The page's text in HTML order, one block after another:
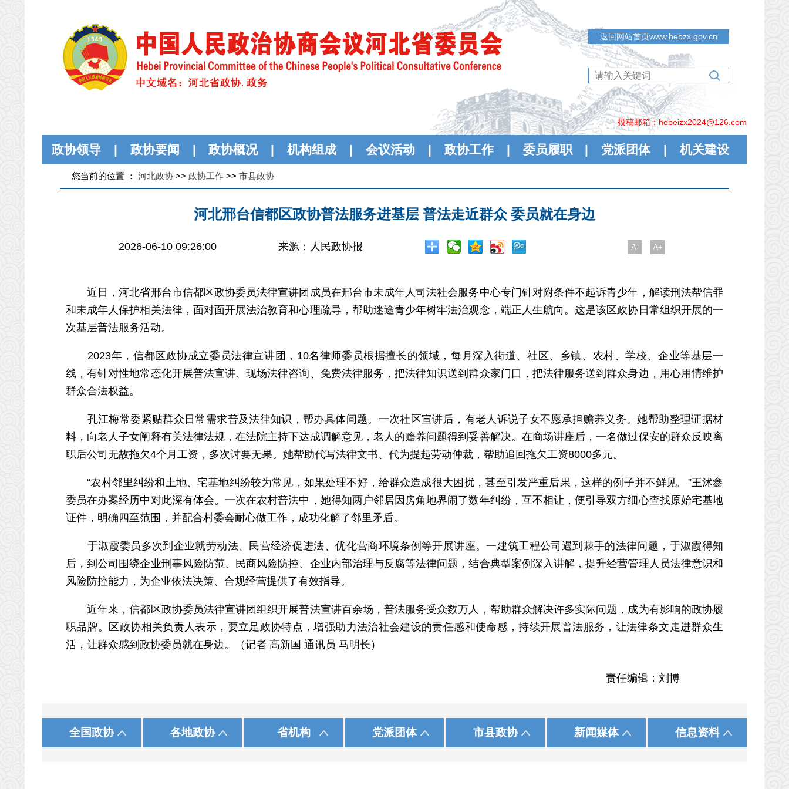
返回网站首页www.hebzx.gov.cn
投稿邮箱：hebeizx2024@126.com
政协领导 | 政协要闻 | 政协概况 | 机构组成 | 会议活动 | 政协工作 | 委员履职 | 党派团体 | 机关建设
您当前的位置 ： 河北政协 >> 政协工作 >> 市县政协
河北邢台信都区政协普法服务进基层 普法走近群众 委员就在身边
2026-06-10 09:26:00 来源：人民政协报 A- A+
近日，河北省邢台市信都区政协委员法律宣讲团成员在邢台市未成年人司法社会服务中心专门针对附条件不起诉青少年，解读刑法帮信罪
和未成年人保护相关法律，面对面开展法治教育和心理疏导，帮助迷途青少年树牢法治观念，端正人生航向。这是该区政协日常组织开展的一
次基层普法服务活动。
2023年，信都区政协成立委员法律宣讲团，10名律师委员根据擅长的领域，每月深入街道、社区、乡镇、农村、学校、企业等基层一
线，有针对性地常态化开展普法宣讲、现场法律咨询、免费法律服务，把法律知识送到群众家门口，把法律服务送到群众身边，用心用情维护
群众合法权益。
孔江梅常委紧贴群众日常需求普及法律知识，帮办具体问题。一次社区宣讲后，有老人诉说子女不愿承担赡养义务。她帮助整理证据材
料，向老人子女阐释有关法律法规，在法院主持下达成调解意见，老人的赡养问题得到妥善解决。在商场讲座后，一名做过保安的群众反映离
职后公司无故拖欠4个月工资，多次讨要无果。她帮助代写法律文书、代为提起劳动仲裁，帮助追回拖欠工资8000多元。
“农村邻里纠纷和土地、宅基地纠纷较为常见，如果处理不好，给群众造成很大困扰，甚至引发严重后果，这样的例子并不鲜见。”王沭鑫
委员在办案经历中对此深有体会。一次在农村普法中，她得知两户邻居因房角地界闹了数年纠纷，互不相让，便引导双方细心查找原始宅基地
证件，明确四至范围，并配合村委会耐心做工作，成功化解了邻里矛盾。
于淑霞委员多次到企业就劳动法、民营经济促进法、优化营商环境条例等开展讲座。一建筑工程公司遇到棘手的法律问题，于淑霞得知
后，到公司围绕企业刑事风险防范、民商风险防控、企业内部治理与反腐等法律问题，结合典型案例深入讲解，提升经营管理人员法律意识和
风险防控能力，为企业依法决策、合规经营提供了有效指导。
近年来，信都区政协委员法律宣讲团组织开展普法宣讲百余场，普法服务受众数万人，帮助群众解决许多实际问题，成为有影响的政协履
职品牌。区政协相关负责人表示，要立足政协特点，增强助力法治社会建设的责任感和使命感，持续开展普法服务，让法律条文走进群众生
活，让群众感到政协委员就在身边。（记者 高新国 通讯员 马明长）
责任编辑：刘博
全国政协 各地政协
北 京 | 天 津 | | | 辽 宁 吉 林 黑龙江 | |
江 苏 | 浙 江 | 安 徽 | 福 建 | 江 西 | 山 东 | 河 南 | 湖 北 |
省机构
河北人大网 中共河北省委统战部 省政府办公厅
省发展和改革委员会
省教育厅
省科学技术厅 省工业和信息化厅
省民族事务委员会
党派团体
农工党河北省委员会 中国国民党革命委员会 中国民主同盟 中国民主建国会 中国民主促进会 中国农工民主党
中国致公党
台湾民主自治同盟
中华全国工商业联合会 河北工商业联合会 中国民主同盟河北委员会 九三学社河北委员会 中国民主建国会河北委员会
市县政协
石家庄 | 承 德 | | | 唐 山 | 廊 坊 保 定 | 沧 州 |
衡 水 | 邢 台 | 邯 郸 | 定 州 | 辛 集
新闻媒体
新华网 人民网 央视网 中国日报网 光明网 中国经济网 中国新闻网 中国法院网
中工网
中青在线
求是网 长城网
信息资料
国务院政策文件库 国家统计局 中国政协文史资料数据库 河北干部网络学院 国家安全 钢铁长城 初心和使命